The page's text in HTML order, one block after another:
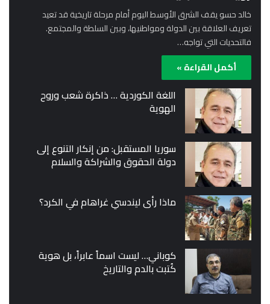
خالد حسو يقف الشرق الأوسط اليوم أمام مرحلة تاريخية قد تعيد
تعريف العلاقة بين الدولة ومواطنيها، وبين السلطة والمجتمع.
فالتحديات التي تواجه…
أكمل القراءة »
اللغة الكوردية … ذاكرة شعب وروح
الهوية
سوريا المستقبل: من إنكار التنوع إلى
دولة الحقوق والشراكة والسلام
ماذا رأى ليندسي غراهام في الكرد؟
كوباني… ليست اسماً عابراً، بل هوية
كُتبت بالدم والتاريخ